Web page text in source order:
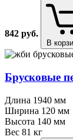
842 руб.
В
Брусковые
Длина 1940 мм
Ширина 120 мм
Высота 140 мм
Вес 81 кг